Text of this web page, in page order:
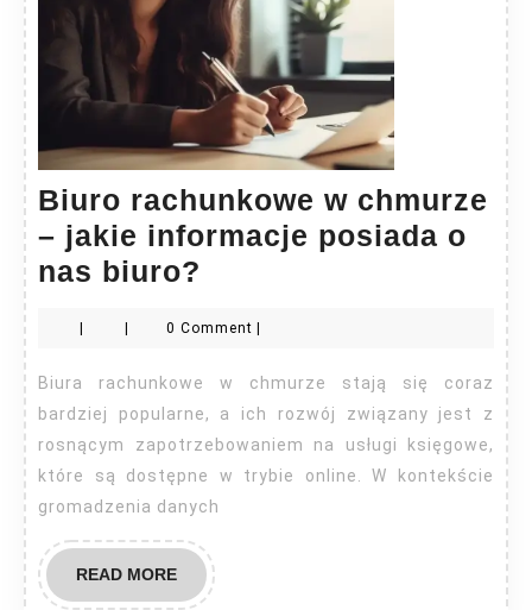
Biuro rachunkowe w chmurze
– jakie informacje posiada o
nas biuro?
w
chmurze
–
jakie
informacje
posiada
o
nas
0 Comment
Biura rachunkowe w chmurze stają się coraz
bardziej popularne, a ich rozwój związany jest z
rosnącym zapotrzebowaniem na usługi księgowe,
które są dostępne w trybie online. W kontekście
gromadzenia danych
READ MOREREAD
MORE